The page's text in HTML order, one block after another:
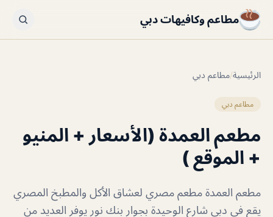
مطاعم وكافيهات دبي
الرئيسية/مطاعم دبي
مطاعم دبي
مطعم العمدة (الأسعار + المنيو
+ الموقع )
مطعم العمدة مطعم مصري لعشاق الأكل والمطبخ المصري
يقع في دبي شارع الوحيدة بجوار بنك نور يوفر العديد من